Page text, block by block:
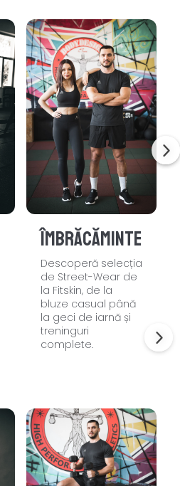
Îmbrăcăminte
Descoperă selecția
de Street-Wear de
la Fitskin, de la
bluze casual până
la geci de iarnă și
treninguri
complete.